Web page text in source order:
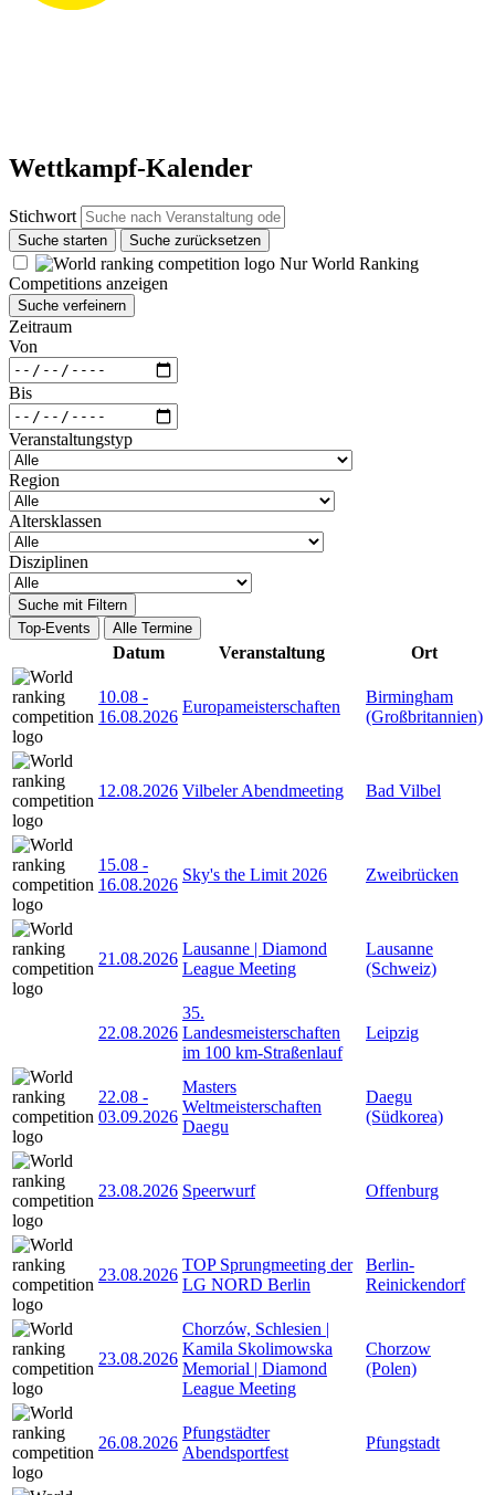
Wettkampf-Kalender
Stichwort
Suche starten Suche zurücksetzen
Nur World Ranking
Competitions anzeigen
Suche verfeinern
Zeitraum
Von
Bis
Veranstaltungstyp
Region
Altersklassen
Disziplinen
Suche mit Filtern
Top-Events
Alle Termine
Datum Veranstaltung Ort
10.08 -
16.08.2026
Europameisterschaften
Birmingham
(Großbritannien)
12.08.2026 Vilbeler Abendmeeting Bad Vilbel
15.08 -
16.08.2026
Sky's the Limit 2026 Zweibrücken
21.08.2026
Lausanne | Diamond
League Meeting
Lausanne
(Schweiz)
22.08.2026
35.
Landesmeisterschaften
im 100 km-Straßenlauf
Leipzig
22.08 -
03.09.2026
Masters
Weltmeisterschaften
Daegu
Daegu
(Südkorea)
23.08.2026 Speerwurf Offenburg
23.08.2026
TOP Sprungmeeting der
LG NORD Berlin
Berlin-
Reinickendorf
23.08.2026
Chorzów, Schlesien |
Kamila Skolimowska
Memorial | Diamond
League Meeting
Chorzow
(Polen)
26.08.2026
Pfungstädter
Abendsportfest
Pfungstadt